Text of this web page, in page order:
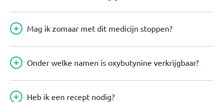
Mag ik zomaar met dit medicijn stoppen?
Onder welke namen is oxybutynine verkrijgbaar?
Heb ik een recept nodig?